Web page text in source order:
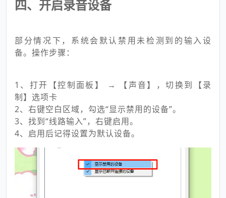
四、开启录音设备
部分情况下，系统会默认禁用未检测到的输入设
备。操作步骤：
1、打开【控制面板】 → 【声音】，切换到【录
制】选项卡
2、右键空白区域，勾选“显示禁用的设备”。
3、找到“线路输入”，右键启用。
4、启用后记得设置为默认设备。